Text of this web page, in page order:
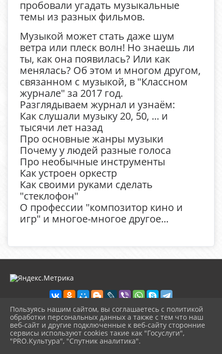
пробовали угадать музыкальные
темы из разных фильмов.
Музыкой может стать даже шум
ветра или плеск волн! Но знаешь ли
ты, как она появилась? Или как
менялась? Об этом и многом другом,
связанном с музыкой, в "Классном
журнале" за 2017 год.
Разглядываем журнал и узнаём:
Как слушали музыку 20, 50, ... и
тысячи лет назад
Про основные жанры музыки
Почему у людей разные голоса
Про необычные инструменты
Как устроен оркестр
Как своими руками сделать
"стеклофон"
О профессии "композитор кино и
игр" и многое-многое другое...
2026 г. detbibl-novomih.ru
Вход
Карта сайта
Пользуясь нашим сайтом, вы соглашаетесь с политикой
обработки персональных данных а также с тем что наш
веб-сайт и другие подключенные к веб-сайту сторонние
сервисы используют cookies такие как "Госуслуги",
"PRO.Культура", "Спутник аналитика".